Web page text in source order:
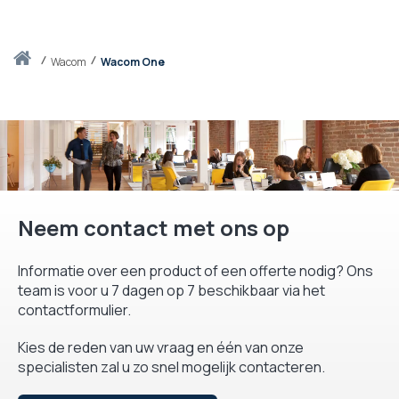
Thuiswacom Wacom One
Neem contact met ons op
Informatie over een product of een offerte nodig? Ons
team is voor u 7 dagen op 7 beschikbaar via het
contactformulier.
Kies de reden van uw vraag en één van onze
specialisten zal u zo snel mogelijk contacteren.